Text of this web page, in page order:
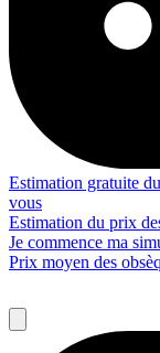
Estimation gratuite
vous
Estimation du prix
Je commence ma
Prix moyen des